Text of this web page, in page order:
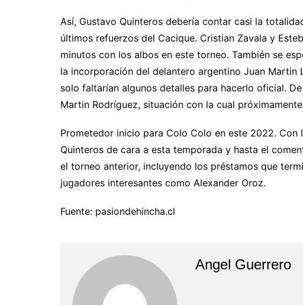
Así, Gustavo Quinteros debería contar casi la
últimos refuerzos del Cacique. Cristian Zavala y
minutos con los albos en este torneo. También se
la incorporación del delantero argentino Juan
solo faltarían algunos detalles para hacerlo oficial.
Martin Rodríguez, situación con la cual
Prometedor inicio para Colo Colo en este 2022. Con
Quinteros de cara a esta temporada y hasta el
el torneo anterior, incluyendo los préstamos que
jugadores interesantes como Alexander Oroz.
Fuente: pasiondehincha.cl
Angel Guerrero